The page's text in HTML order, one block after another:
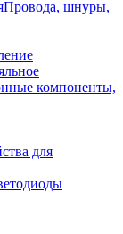
Провода, шнуры,
компоненты,
для